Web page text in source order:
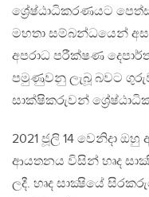
ශ්‍රේෂ්ඨාධිකරණයට
මහතා සම්බන්ධයෙන්
අපරාධ පරීක්ෂණ
පමුණුවනු ලැබූ බවට
සාක්ෂිකරුවන්
2021 ජූලි 14 වෙනිදා
ආයතනය​ විසින් හෘද
ලදී. හෘද සාක්‍ෂියේ